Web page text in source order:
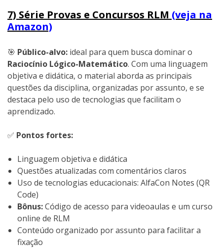
7) Série Provas e Concursos RLM (veja na
Amazon)
🎯 Público-alvo: ideal para quem busca dominar o
Raciocínio Lógico-Matemático. Com uma linguagem
objetiva e didática, o material aborda as principais
questões da disciplina, organizadas por assunto, e se
destaca pelo uso de tecnologias que facilitam o
aprendizado.
✅ Pontos fortes:
Linguagem objetiva e didática
Questões atualizadas com comentários claros
Uso de tecnologias educacionais: AlfaCon Notes (QR
Code)
Bônus:Código de acesso para videoaulas e um curso
online de RLM
Conteúdo organizado por assunto para facilitar a
fixação